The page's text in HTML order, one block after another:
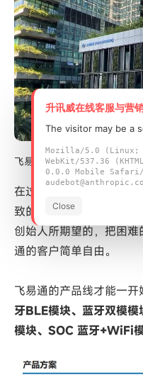
飞易通深圳总部
在过去的十年里，飞易
致的为实现飞易通的理
创始人所期望的，把困
通的客户简单自由。
飞易通的产品线才能一开
牙BLE模块、蓝牙双模
模块、SOC 蓝牙+WiFi
升讯威在线客服与营
The visitor may be a
Mozilla/5.0 (Linux;
WebKit/537.36
0.0.0 Mobile
Close